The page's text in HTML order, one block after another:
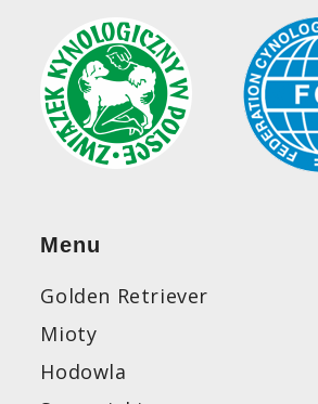
Menu
Golden Retriever
Mioty
Hodowla